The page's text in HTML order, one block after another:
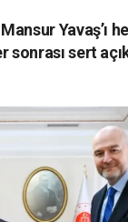
Yavaş’ı
sonrası sert